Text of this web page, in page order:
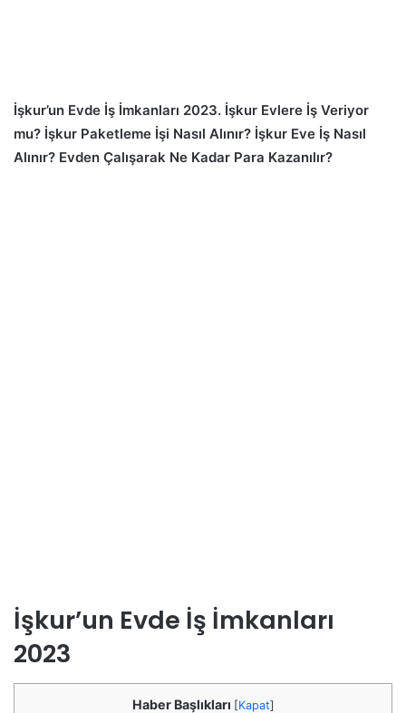
İşkur’un Evde İş İmkanları 2023. İşkur Evlere İş Veriyor
mu? İşkur Paketleme İşi Nasıl Alınır? İşkur Eve İş Nasıl
Alınır? Evden Çalışarak Ne Kadar Para Kazanılır?
İşkur’un Evde İş İmkanları
2023
Haber Başlıkları [Kapat]